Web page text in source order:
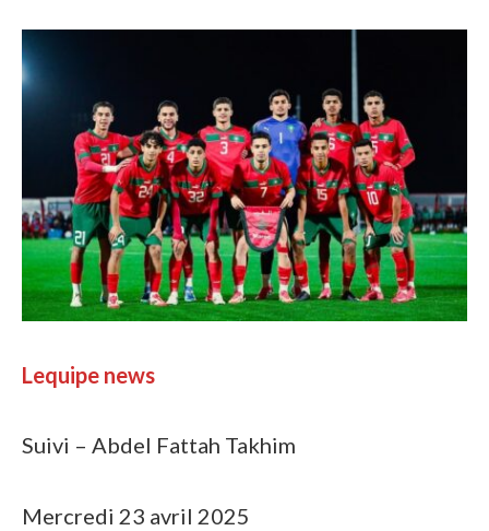
Lequipe news
Suivi – Abdel Fattah Takhim
Mercredi 23 avril 2025